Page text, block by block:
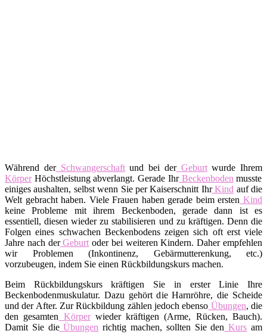
Während derSchwangerschaftund bei derGeburtwurde Ihrem
KörperHöchstleistung abverlangt. Gerade IhrBeckenboden musste
einiges aushalten, selbst wenn Sie per Kaiserschnitt IhrKind auf die
Welt gebracht haben. Viele Frauen haben gerade beim ersten Kind
keine Probleme mit ihrem Beckenboden, gerade dann ist es
essentiell, diesen wieder zu stabilisieren und zu kräftigen. Denn die
Folgen eines schwachen Beckenbodens zeigen sich oft erst viele
Jahre nach derGeburt oder bei weiteren Kindern. Daher empfehlen
wir Problemen (Inkontinenz, Gebärmutterenkung, etc.)
vorzubeugen, indem Sie einen Rückbildungskurs machen.
Beim Rückbildungskurs kräftigen Sie in erster Linie Ihre
Beckenbodenmuskulatur. Dazu gehört die Harnröhre, die Scheide
und der After. Zur Rückbildung zählen jedoch ebenso Übungen, die
den gesamten Körperwieder kräftigen (Arme, Rücken, Bauch).
Damit Sie dieÜbungen richtig machen, sollten Sie den Kurs am